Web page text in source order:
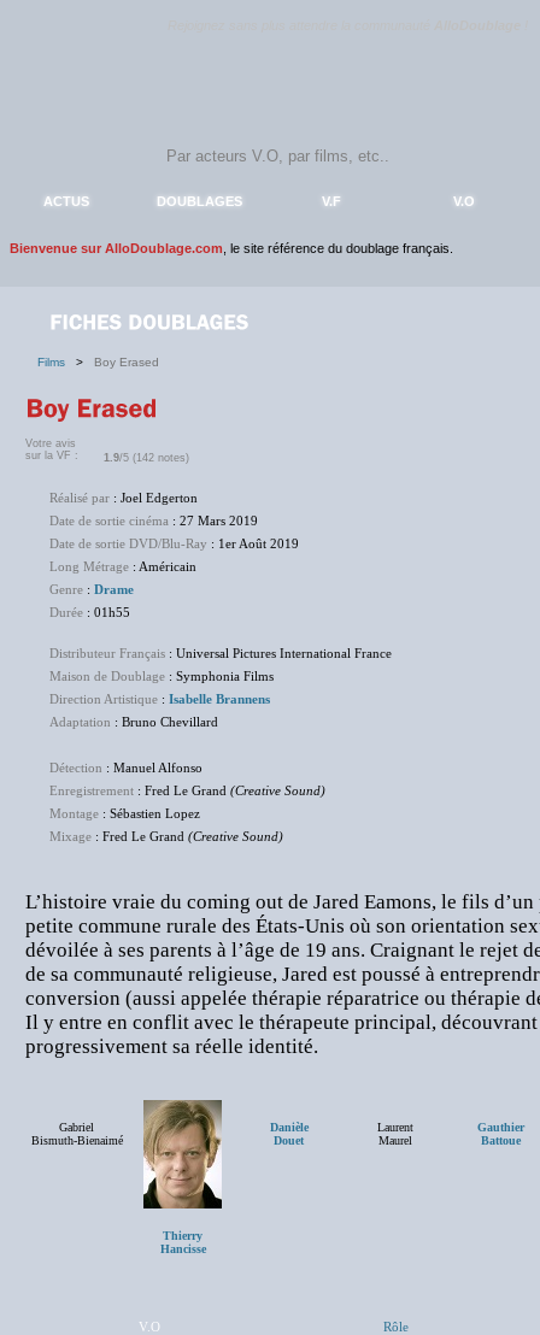
ACTUS DOUBLAGES V.F V.O
Bienvenue sur AlloDoublage.com , le site référence du doublage français.
Films > Boy Erased
Votre avis
sur la VF :
1.9/5 (142 notes)
Réalisé par : Joel Edgerton
Date de sortie cinéma : 27 Mars 2019
Date de sortie DVD/Blu-Ray : 1er Août 2019
Long Métrage : Américain
Genre : Drame
Durée : 01h55
Distributeur Français : Universal Pictures International France
Maison de Doublage : Symphonia Films
Direction Artistique : Isabelle Brannens
Adaptation : Bruno Chevillard
Détection : Manuel Alfonso
Enregistrement : Fred Le Grand (Creative Sound)
Montage : Sébastien Lopez
Mixage : Fred Le Grand (Creative Sound)
L’histoire vraie du coming out de Jared Eamons, le fils
petite commune rurale des États-Unis où son orientation
dévoilée à ses parents à l’âge de 19 ans. Craignant le rejet
de sa communauté religieuse, Jared est poussé à
conversion (aussi appelée thérapie réparatrice ou thérapie
Il y entre en conflit avec le thérapeute principal,
progressivement sa réelle identité.
Gabriel
Bismuth-Bienaimé
Thierry
Hancisse
Danièle
Douet
Laurent
Maurel
Gauthier
Battoue
V.O Rôle